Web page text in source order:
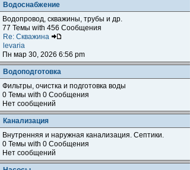
Водоснабжение
Водопровод, скважины, трубы и др.
77 Темы with 456 Сообщения
Re: Скважина
levaria
Пн мар 30, 2026 6:56 pm
Водоподготовка
Фильтры, очистка и подготовка воды
0 Темы with 0 Сообщения
Нет сообщений
Канализация
Внутренняя и наружная канализация. Септики.
0 Темы with 0 Сообщения
Нет сообщений